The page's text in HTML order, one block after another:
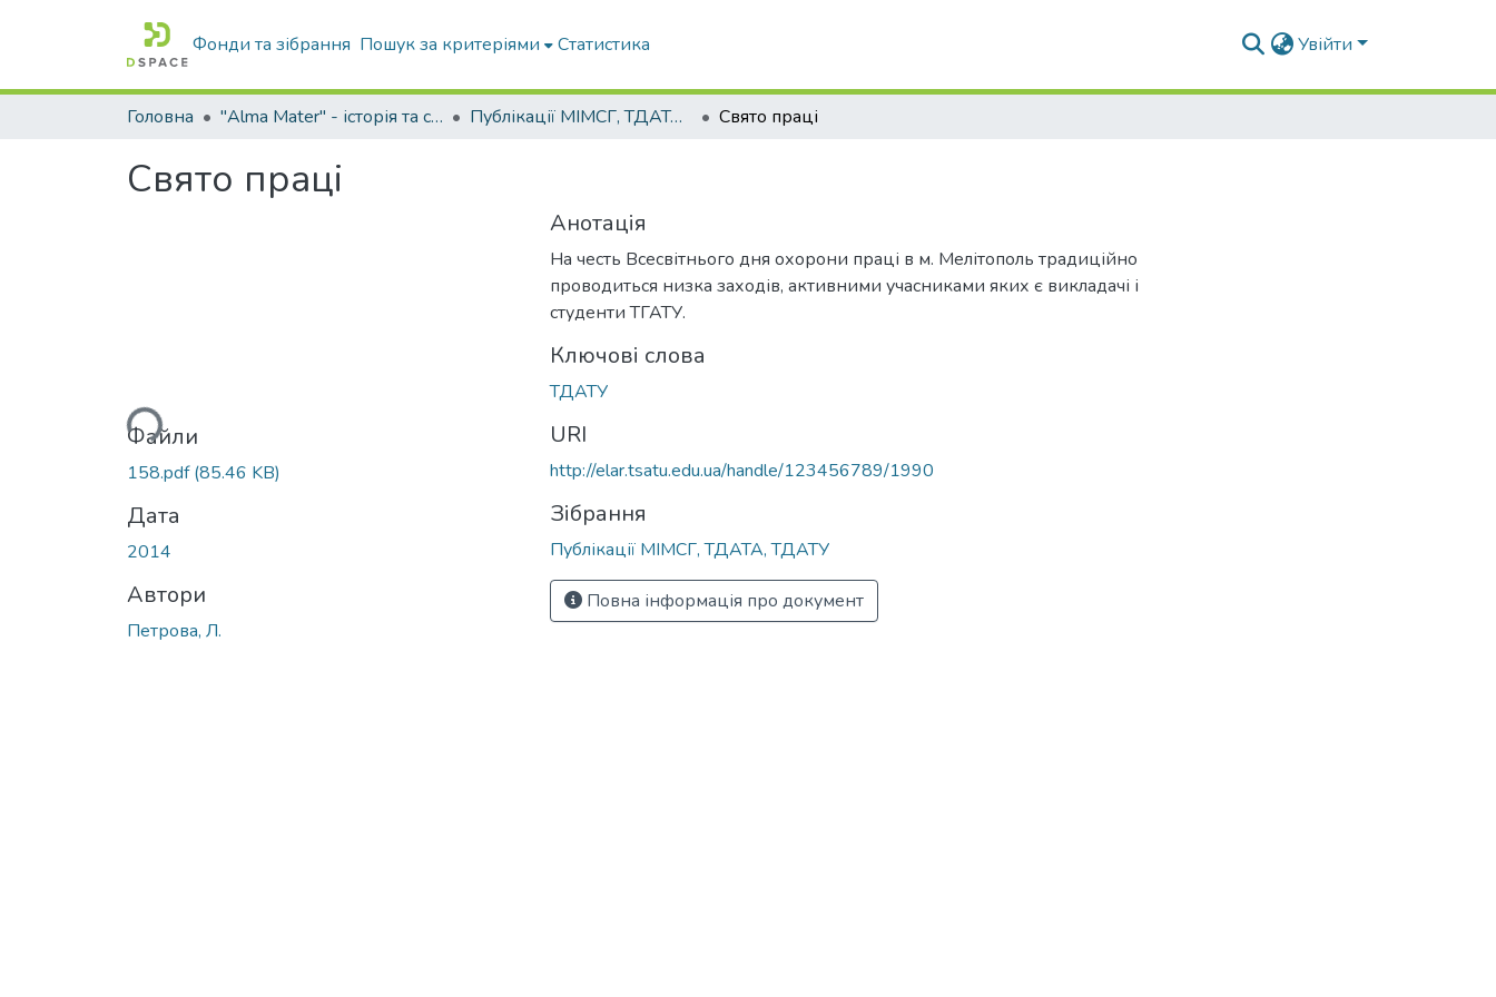
Фонди та зібрання Пошук за критеріями Статистика Увійти
Головна "Alma Mater" - історія та сьогодення Університету Публікації МІМСГ, ТДАТА, ТДАТУ Свято праці
Свято праці
Вантажиться...Файли
158.pdf(85.46 KB)
Дата
2014
Автори
Петрова, Л.
Анотація
На честь Всесвітнього дня охорони праці в м. Мелітополь традиційно
проводиться низка заходів, активними учасниками яких є викладачі і
студенти ТГАТУ.
Ключові слова
ТДАТУ
URI
http://elar.tsatu.edu.ua/handle/123456789/1990
Зібрання
Публікації МІМСГ, ТДАТА, ТДАТУ
Повна інформація про документ